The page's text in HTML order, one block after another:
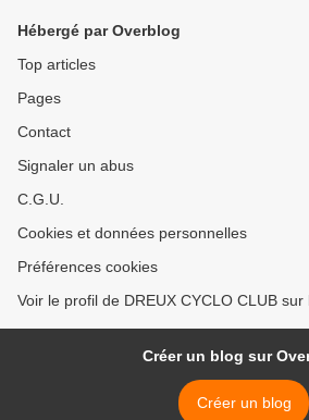
Hébergé par Overblog
Top articles
Pages
Contact
Signaler un abus
C.G.U.
Cookies et données personnelles
Préférences cookies
Voir le profil de DREUX CYCLO CLUB
Créer un blog sur
Créer un blog